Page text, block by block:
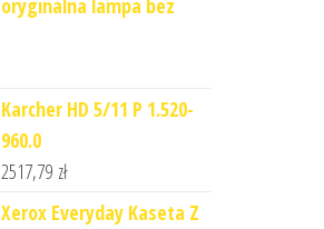
oryginalna lampa bez
Karcher HD 5/11 P 1.520-
960.0
2517,79 zł
Xerox Everyday Kaseta Z